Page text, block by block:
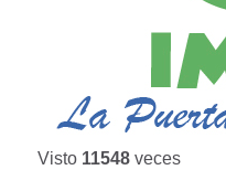
Visto 11548 veces